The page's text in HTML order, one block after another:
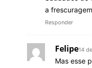
a
Responder
Felipe14
Mas esse